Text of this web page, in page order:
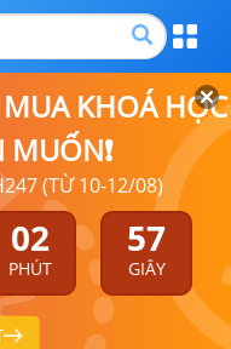
KHOÁ HỌC
(TỪ 10-12/08)
02
PHÚT
56
GIÂY